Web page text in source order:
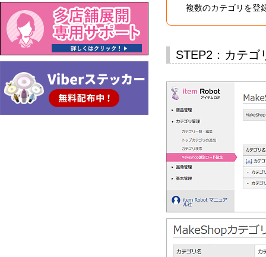
複数のカテゴリを登
STEP2：カテゴ